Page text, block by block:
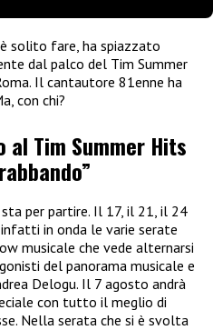
è solito fare, ha spiazzato
dal palco del Tim Summer
Il cantautore 81enne ha
con chi?
Tim Summer Hits
sta per partire. Il 17, il 21, il 24
in onda le varie serate
musicale che vede alternarsi
del panorama musicale e
Delogu. Il 7 agosto andrà
con tutto il meglio di
Nella serata che si è svolta